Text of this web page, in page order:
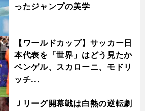
ったジャンプの美学
【ワールドカップ】サッカー日
本代表を「世界」はどう見たか
ベンゲル、スカローニ、モドリ
ッチ...
Ｊリーグ開幕戦は白熱の逆転劇